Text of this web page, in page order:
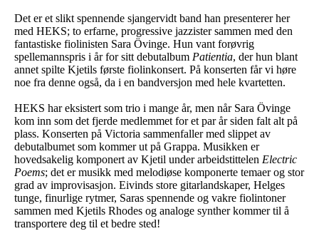
Det er et slikt spennende sjangervidt band han presenterer her
med HEKS; to erfarne, progressive jazzister sammen med den
fantastiske fiolinisten Sara Övinge. Hun vant forøvrig
spellemannspris i år for sitt debutalbum Patientia, der hun blant
annet spilte Kjetils første fiolinkonsert. På konserten får vi høre
noe fra denne også, da i en bandversjon med hele kvartetten.
HEKS har eksistert som trio i mange år, men når Sara Övinge
kom inn som det fjerde medlemmet for et par år siden falt alt på
plass. Konserten på Victoria sammenfaller med slippet av
debutalbumet som kommer ut på Grappa. Musikken er
hovedsakelig komponert av Kjetil under arbeidstittelen Electric
Poems; det er musikk med melodiøse komponerte temaer og stor
grad av improvisasjon. Eivinds store gitarlandskaper, Helges
tunge, finurlige rytmer, Saras spennende og vakre fiolintoner
sammen med Kjetils Rhodes og analoge synther kommer til å
transportere deg til et bedre sted!